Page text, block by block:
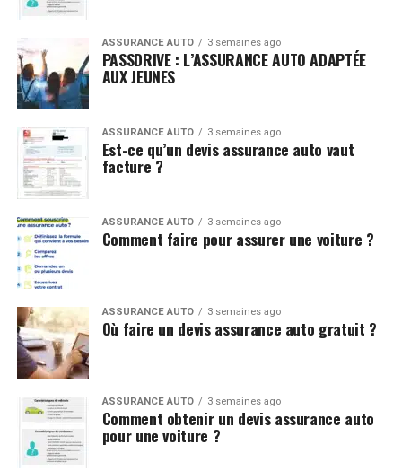
ASSURANCE AUTO 3 semaines ago
PASSDRIVE : L’ASSURANCE AUTO ADAPTÉE
AUX JEUNES
ASSURANCE AUTO 3 semaines ago
Est-ce qu’un devis assurance auto vaut
facture ?
ASSURANCE AUTO 3 semaines ago
Comment faire pour assurer une voiture ?
ASSURANCE AUTO 3 semaines ago
Où faire un devis assurance auto gratuit ?
ASSURANCE AUTO 3 semaines ago
Comment obtenir un devis assurance auto
pour une voiture ?